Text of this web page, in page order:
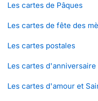
Les cartes de Pâques
Les cartes de fête des
Les cartes postales
Les cartes d'anniversaire
Les cartes d'amour et